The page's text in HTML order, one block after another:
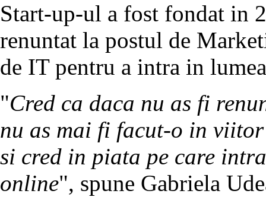
Start-up-ul a fost fondat in
renuntat la postul de
de IT pentru a intra in
"Cred ca daca nu as fi
nu as mai fi facut-o in
si cred in piata pe care
online", spune Gabriela